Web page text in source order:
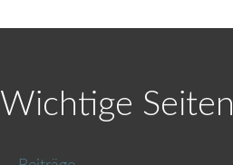
Wichtige Seiten